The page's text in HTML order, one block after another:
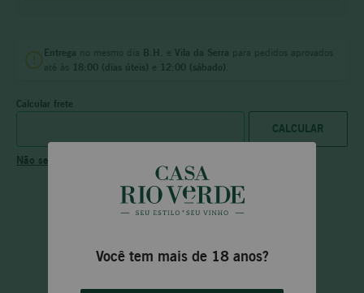
Você tem mais de 18 anos?
Entrega no mesmo dia B.H. e Vila da Serra para pedidos aprovados
até às 18:00 (dias úteis) e 12:00 (sábado).
Calcular frete
Não sei meu CEP